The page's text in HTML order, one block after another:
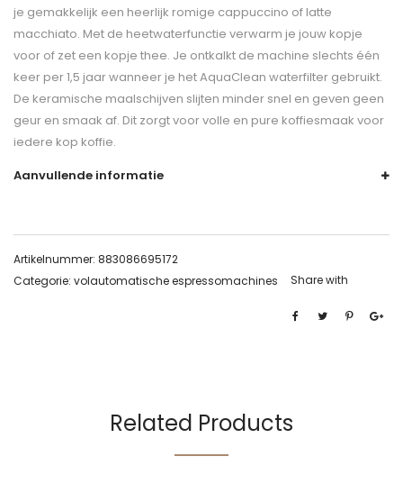
je gemakkelijk een heerlijk romige cappuccino of latte
macchiato. Met de heetwaterfunctie verwarm je jouw kopje
voor of zet een kopje thee. Je ontkalkt de machine slechts één
keer per 1,5 jaar wanneer je het AquaClean waterfilter gebruikt.
De keramische maalschijven slijten minder snel en geven geen
geur en smaak af. Dit zorgt voor volle en pure koffiesmaak voor
iedere kop koffie.
Aanvullende informatie
Artikelnummer: 883086695172
Categorie: volautomatische espressomachines Share with
Related Products